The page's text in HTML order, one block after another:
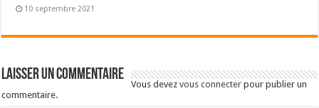
10 septembre 2021
Laisser un commentaire
Vous devezvous connecter pour publier un
commentaire.